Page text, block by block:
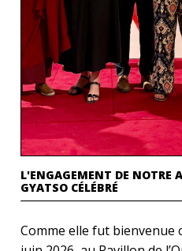
L'ENGAGEMENT DE NOTRE
GYATSO CÉLÉBRÉ
Comme elle fut bienvenue